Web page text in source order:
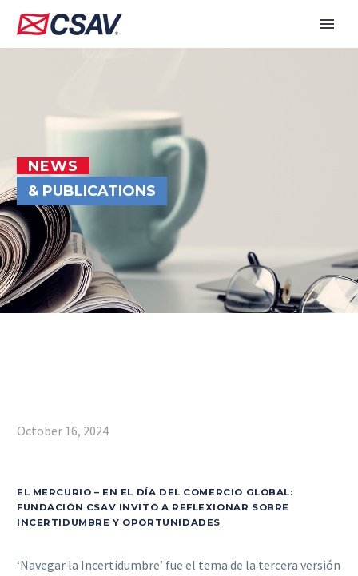
NEWS
& PUBLICATIONS
October 16, 2024
EL MERCURIO – EN EL DÍA DEL COMERCIO GLOBAL:
FUNDACIÓN CSAV INVITÓ A REFLEXIONAR SOBRE
INCERTIDUMBRE Y OPORTUNIDADES
‘Navegar la Incertidumbre’ fue el tema de la tercera versión